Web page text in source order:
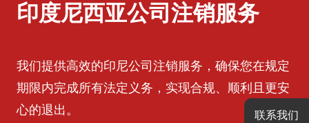
联系我们
印度尼西亚公司注销服务
我们提供高效的印尼公司注销服务，确保您在规定
期限内完成所有法定义务，实现合规、顺利且更安
心的退出。